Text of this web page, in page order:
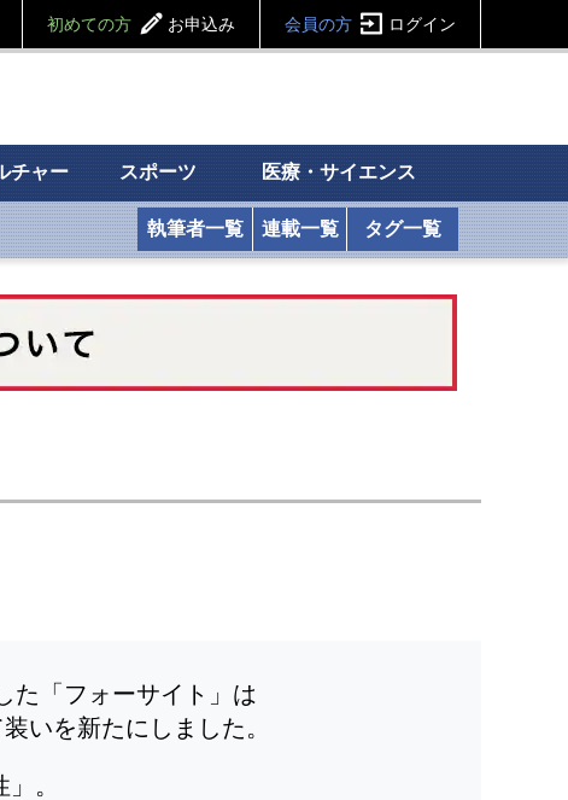
初めての方 お申込み 会員の方 ログイン
チャー スポーツ 医療・サイエンス
執筆者一覧 連載一覧 タグ一覧
た「フォーサイト」は
いを新たにしました。
。